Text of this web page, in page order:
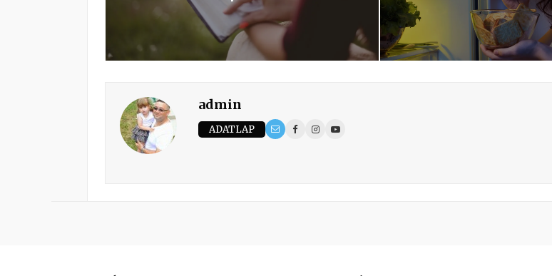
admin
ADATLAP